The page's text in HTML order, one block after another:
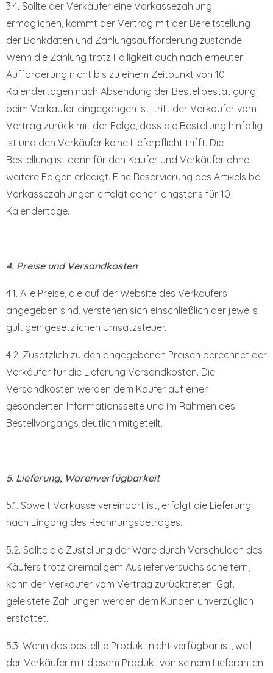
3.4. Sollte der Verkäufer eine Vorkassezahlung
ermöglichen, kommt der Vertrag mit der Bereitstellung
der Bankdaten und Zahlungsaufforderung zustande.
Wenn die Zahlung trotz Fälligkeit auch nach erneuter
Aufforderung nicht bis zu einem Zeitpunkt von 10
Kalendertagen nach Absendung der Bestellbestätigung
beim Verkäufer eingegangen ist, tritt der Verkäufer vom
Vertrag zurück mit der Folge, dass die Bestellung hinfällig
ist und den Verkäufer keine Lieferpflicht trifft. Die
Bestellung ist dann für den Käufer und Verkäufer ohne
weitere Folgen erledigt. Eine Reservierung des Artikels bei
Vorkassezahlungen erfolgt daher längstens für 10
Kalendertage.
4. Preise und Versandkosten
4.1. Alle Preise, die auf der Website des Verkäufers
angegeben sind, verstehen sich einschließlich der jeweils
gültigen gesetzlichen Umsatzsteuer.
4.2. Zusätzlich zu den angegebenen Preisen berechnet der
Verkäufer für die Lieferung Versandkosten. Die
Versandkosten werden dem Käufer auf einer
gesonderten Informationsseite und im Rahmen des
Bestellvorgangs deutlich mitgeteilt.
5. Lieferung, Warenverfügbarkeit
5.1. Soweit Vorkasse vereinbart ist, erfolgt die Lieferung
nach Eingang des Rechnungsbetrages.
5.2. Sollte die Zustellung der Ware durch Verschulden des
Käufers trotz dreimaligem Auslieferversuchs scheitern,
kann der Verkäufer vom Vertrag zurücktreten. Ggf.
geleistete Zahlungen werden dem Kunden unverzüglich
erstattet.
5.3. Wenn das bestellte Produkt nicht verfügbar ist, weil
der Verkäufer mit diesem Produkt von seinem Lieferanten